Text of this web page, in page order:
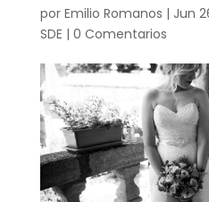
por Emilio Romanos | Jun
SDE | 0 Comentarios